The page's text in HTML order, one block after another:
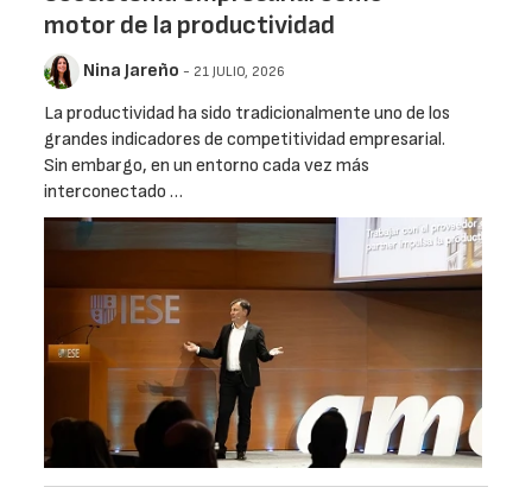
motor de la productividad
Nina Jareño - 21 JULIO, 2026
La productividad ha sido tradicionalmente uno de los
grandes indicadores de competitividad empresarial.
Sin embargo, en un entorno cada vez más
interconectado …